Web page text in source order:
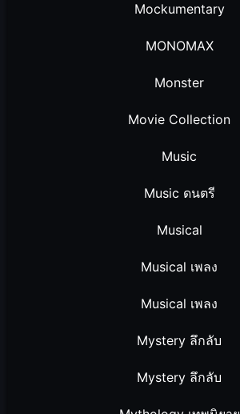
Mockumentary
MONOMAX
Monster
Movie Collection
Music
Music ดนตรี
Musical
Musical เพลง
Musical เพลง
Mystery ลึกลับ
Mystery ลึกลับ